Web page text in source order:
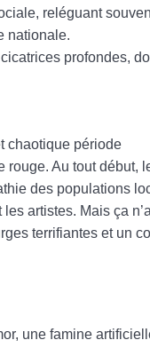
reléguant
nationale.
profondes,
chaotique période
rouge. Au tout début,
des populations
artistes. Mais ça
terrifiantes et un
une famine